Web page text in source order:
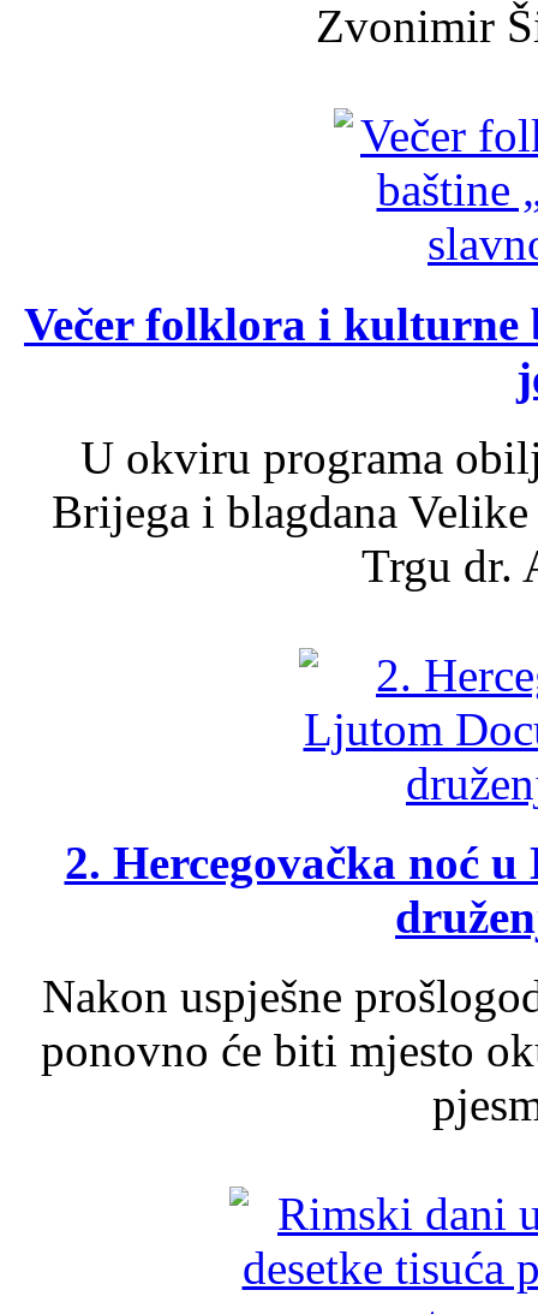
Zvonimir
Večer folklora i kulturne
U okviru programa
Brijega i blagdana
Trgu dr.
2. Hercegovačka noć
Nakon uspješne
ponovno će biti mjesto